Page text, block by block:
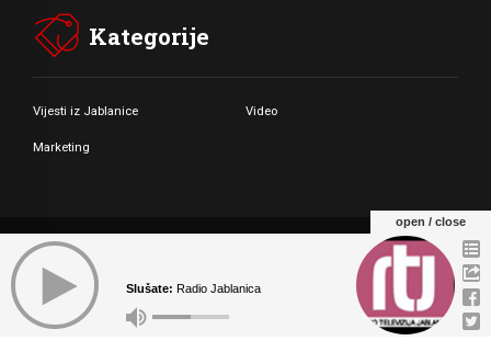
Kategorije
Vijesti iz Jablanice Video
Marketing
© Copyright by Radio Televizija Jablanica 2021. All rights reserved.
O NAMA MARKETING KONTAKT
open / close
Slušate: Radio Jablanica